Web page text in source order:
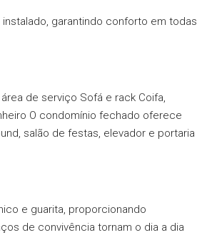
garantindo conforto em todas
de serviço Sofá e rack Coifa,
O condomínio fechado oferece
salão de festas, elevador e portaria
e guarita, proporcionando
de convivência tornam o dia a dia